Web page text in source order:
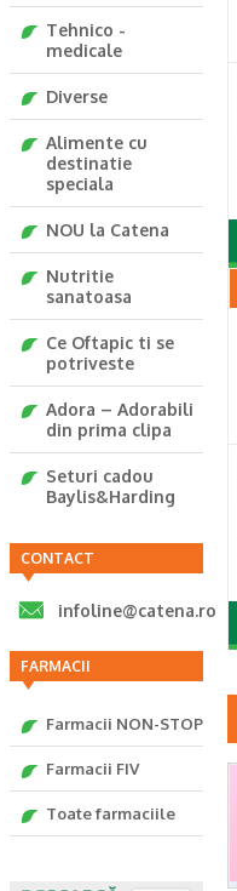
Tehnico -
medicale
Diverse
Alimente cu
destinatie
speciala
NOU la Catena
Nutritie
sanatoasa
Ce Oftapic ti se
potriveste
Adora – Adorabili
din prima clipa
Seturi cadou
Baylis&Harding
CONTACT
infoline@catena.ro
FARMACII
Farmacii NON-STOP
Farmacii FIV
Toate farmaciile